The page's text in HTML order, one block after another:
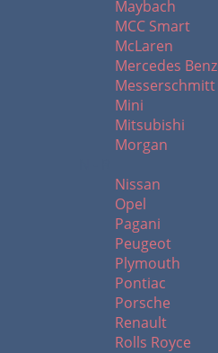
Maybach
MCC Smart
McLaren
Mercedes Benz
Messerschmitt
Mini
Mitsubishi
Morgan
Nissan
Opel
Pagani
Peugeot
Plymouth
Pontiac
Porsche
Renault
Rolls Royce